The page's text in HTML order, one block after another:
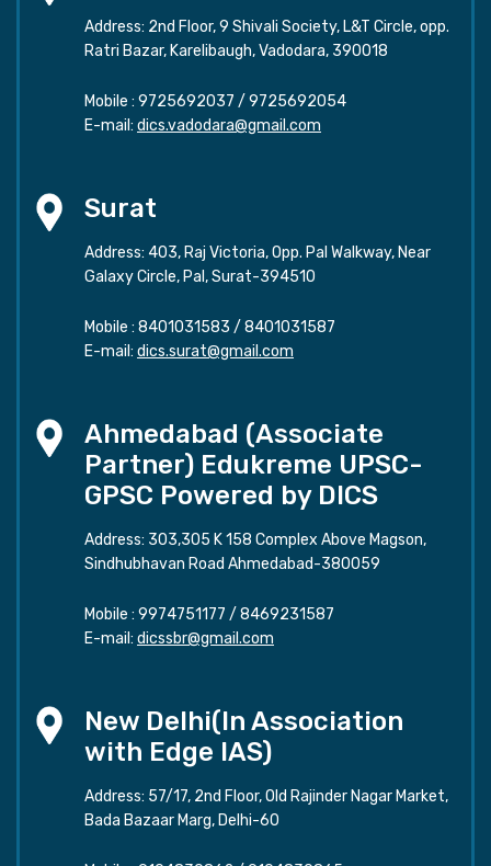
Address: 2nd Floor, 9 Shivali Society, L&T Circle, opp.
Ratri Bazar, Karelibaugh, Vadodara, 390018
Mobile : 9725692037 / 9725692054
E-mail: dics.vadodara@gmail.com
Surat
Address: 403, Raj Victoria, Opp. Pal Walkway, Near
Galaxy Circle, Pal, Surat-394510
Mobile : 8401031583 / 8401031587
E-mail: dics.surat@gmail.com
Ahmedabad (Associate
Partner) Edukreme UPSC-
GPSC Powered by DICS
Address: 303,305 K 158 Complex Above Magson,
Sindhubhavan Road Ahmedabad-380059
Mobile : 9974751177 / 8469231587
E-mail: dicssbr@gmail.com
New Delhi(In Association
with Edge IAS)
Address: 57/17, 2nd Floor, Old Rajinder Nagar Market,
Bada Bazaar Marg, Delhi-60